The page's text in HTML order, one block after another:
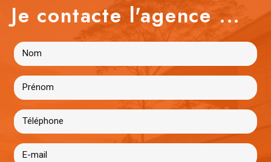
Je contacte l'agence ...